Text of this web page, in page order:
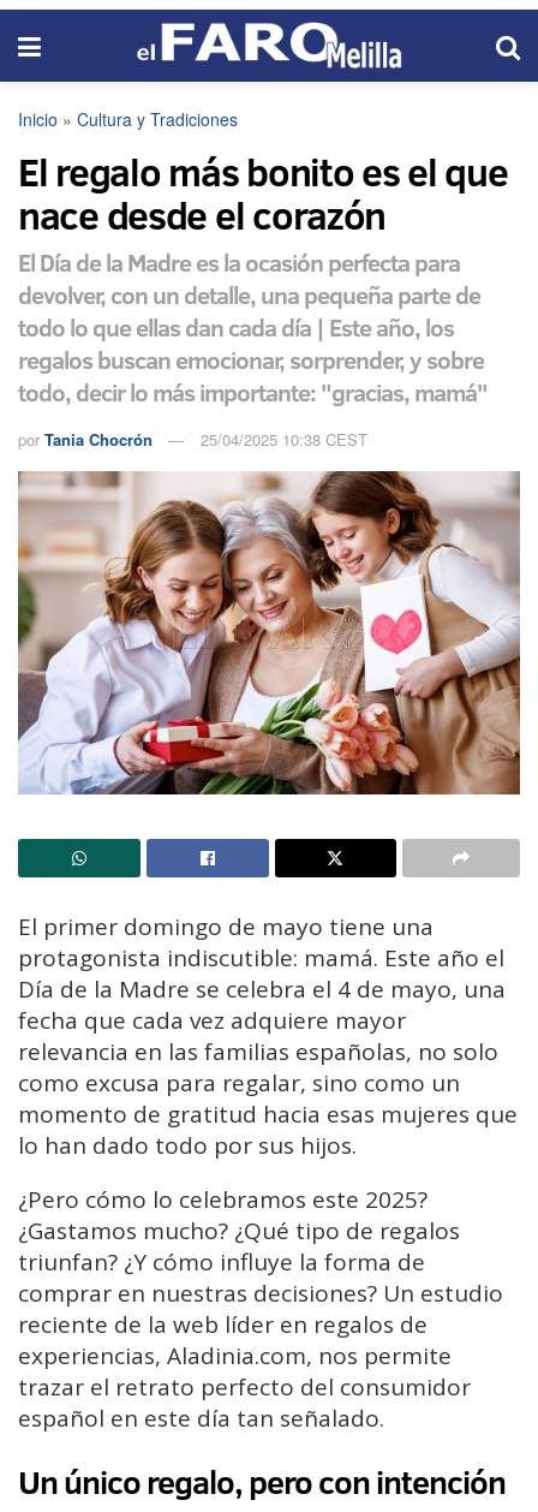
Inicio » Cultura y Tradiciones
El regalo más bonito es el que
nace desde el corazón
El Día de la Madre es la ocasión perfecta para
devolver, con un detalle, una pequeña parte de
todo lo que ellas dan cada día | Este año, los
regalos buscan emocionar, sorprender, y sobre
todo, decir lo más importante: "gracias, mamá"
por Tania Chocrón 25/04/2025 10:38 CEST
El primer domingo de mayo tiene una
protagonista indiscutible: mamá. Este año el
Día de la Madre se celebra el 4 de mayo, una
fecha que cada vez adquiere mayor
relevancia en las familias españolas, no solo
como excusa para regalar, sino como un
momento de gratitud hacia esas mujeres que
lo han dado todo por sus hijos.
¿Pero cómo lo celebramos este 2025?
¿Gastamos mucho? ¿Qué tipo de regalos
triunfan? ¿Y cómo influye la forma de
comprar en nuestras decisiones? Un estudio
reciente de la web líder en regalos de
experiencias, Aladinia.com, nos permite
trazar el retrato perfecto del consumidor
español en este día tan señalado.
Un único regalo, pero con intención